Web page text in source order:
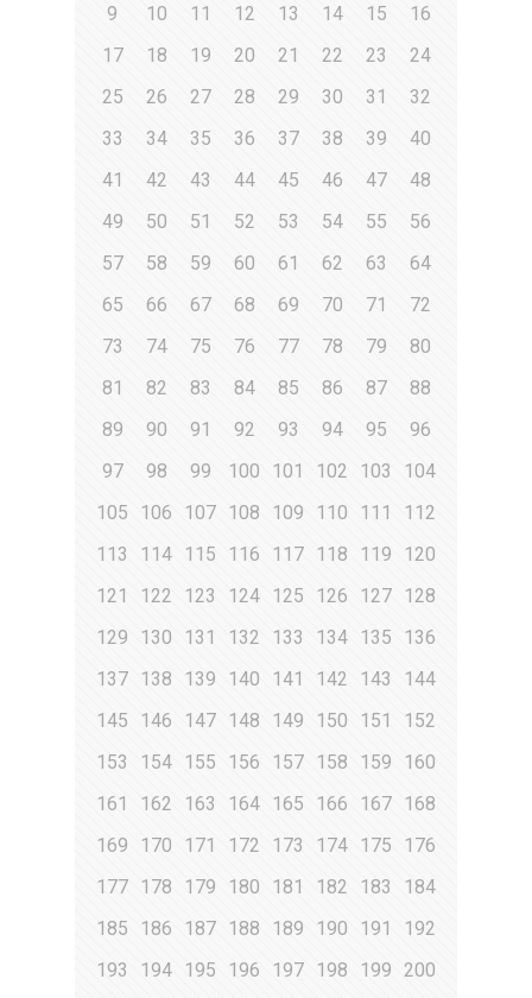
9
10 11 12 13 14 15
16
17
18 19 20 21 22 23
24
25
26 27 28 29 30 31
32
33
34 35 36 37 38 39
40
41
42 43 44 45 46 47
48
49
50 51 52 53 54 55
56
57
58 59 60 61 62 63
64
65
66 67 68 69 70 71
72
73
74 75 76 77 78 79
80
81
82 83 84 85 86 87
88
89
90 91 92 93 94 95
96
97
98 99 100 101 102 103
104
105
106 107 108 109 110 111
112
113
114 115 116 117 118 119
120
121
122 123 124 125 126 127 128
129
130 131 132 133 134 135
136
137 138 139 140 141 142 143
144
145
146 147 148 149 150 151
152
153
154 155 156 157 158 159
160
161
162 163 164 165 166 167 168
169
170 171 172 173 174 175
176
177 178 179 180 181 182 183
184
185
186 187 188 189 190 191
192
193
194 195 196 197 198 199 200